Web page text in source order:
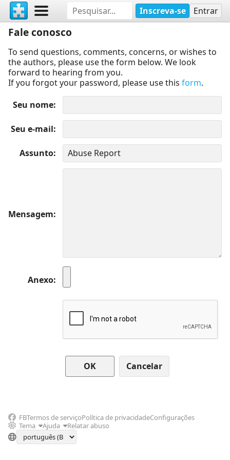
Inscreva-se Entrar
Fale conosco
To send questions, comments, concerns, or wishes to
the authors, please use the form below. We look
forward to hearing from you.
If you forgot your password, please use this form.
Seu nome
Seu e-mail
Assunto
Mensagem
Anexo
Cancelar
FBTermos de serviçoPolítica de privacidadeConfigurações
Tema
Ajuda Relatar abuso